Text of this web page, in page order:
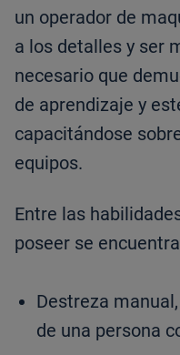
un operador de
a los detalles y ser
necesario que
de aprendizaje y
capacitándose
equipos.
Entre las
poseer se
Destreza
de una persona